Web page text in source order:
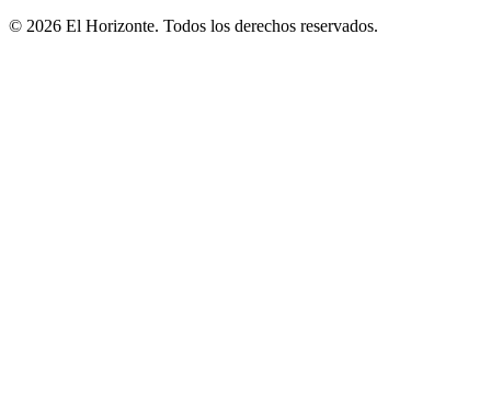
© 2026 El Horizonte. Todos los derechos reservados.